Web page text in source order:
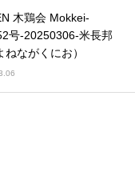
木鶏会 Mokkei-
号-20250306-米長邦
ねながくにお）